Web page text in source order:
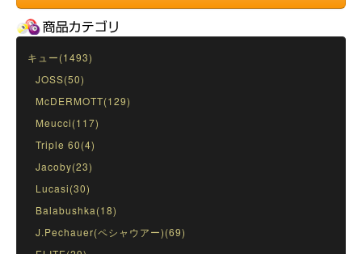
キュー(1493)
JOSS(50)
McDERMOTT(129)
Meucci(117)
Triple 60(4)
Jacoby(23)
Lucasi(30)
Balabushka(18)
J.Pechauer(ペシャウアー)(69)